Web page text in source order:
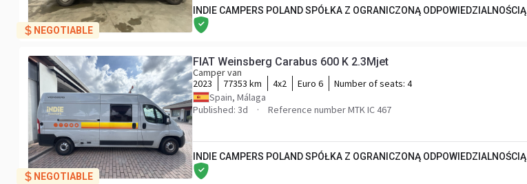
NEGOTIABLE
INDIE CAMPERS POLAND SPÓŁKA Z OGRANICZONĄ ODPOWIEDZIALNOŚCIĄ
NEGOTIABLE
FIAT Weinsberg Carabus 600 K 2.3Mjet
Camper van
2023
77353 km 4x2 Euro 6 Number of seats: 4
Spain, Málaga
Published: 3d
Reference number MTK IC 467
INDIE CAMPERS POLAND SPÓŁKA Z OGRANICZONĄ ODPOWIEDZIALNOŚCIĄ